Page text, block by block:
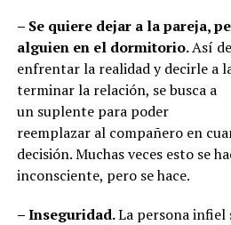
– Se quiere dejar a la pareja,
alguien en el dormitorio.Así
enfrentar la realidad y decirle a
terminar la relación, se busca a
un suplente para poder
reemplazar al compañero en
decisión. Muchas veces esto se
inconsciente, pero se hace.
– Inseguridad.La persona infiel